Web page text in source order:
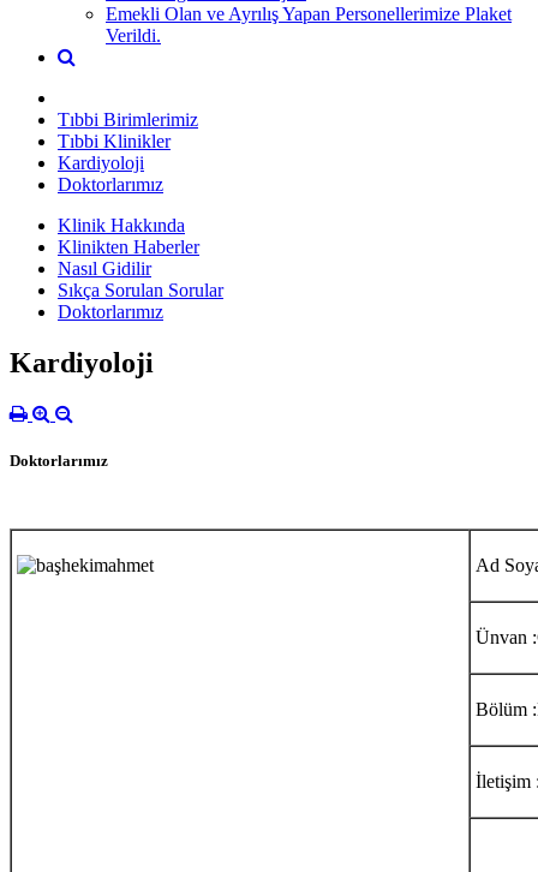
Emekli Olan ve Ayrılış Yapan Personellerimize Plaket
Verildi.
Tıbbi Birimlerimiz
Tıbbi Klinikler
Kardiyoloji
Doktorlarımız
Klinik Hakkında
Klinikten Haberler
Nasıl Gidilir
Sıkça Sorulan Sorular
Doktorlarımız
Kardiyoloji
Doktorlarımız
Ad
Ünvan
Bölüm
İletişim